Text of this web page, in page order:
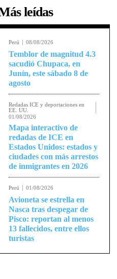
leídas
Perú 08/08/2026
Temblor de magnitud 4.3
sacudió Chupaca, en
Junín, este sábado 8 de
agosto
Redadas ICE y deportaciones en
EE. UU.
01/08/2026
Mapa interactivo de
redadas de ICE en
Estados Unidos: estados y
ciudades con más arrestos
de inmigrantes en 2026
Perú 01/08/2026
Avioneta se estrella en
Nasca tras despegar de
Pisco: reportan al menos
13 fallecidos, entre ellos
turistas